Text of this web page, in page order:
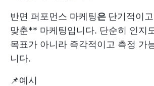
반면 퍼포먼스 마케팅은 단기적이
맞춘** 마케팅입니다. 단순히 인지
목표가 아니라 즉각적이고 측정 가
니다.
📌예시